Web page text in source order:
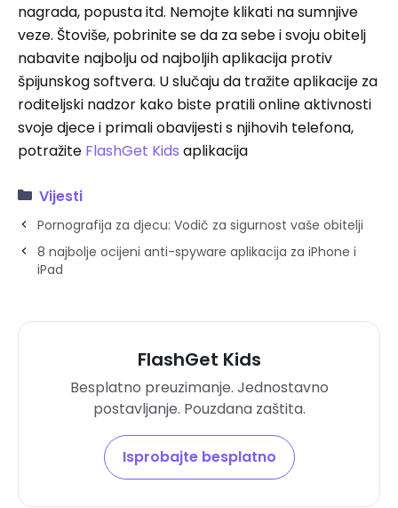
nagrada, popusta itd. Nemojte klikati na sumnjive
veze. Štoviše, pobrinite se da za sebe i svoju obitelj
nabavite najbolju od najboljih aplikacija protiv
špijunskog softvera. U slučaju da tražite aplikacije za
roditeljski nadzor kako biste pratili online aktivnosti
svoje djece i primali obavijesti s njihovih telefona,
potražite FlashGet Kids aplikacija
Vijesti
Pornografija za djecu: Vodič za sigurnost vaše obitelji
8 najbolje ocijeni anti-spyware aplikacija za iPhone i
iPad
FlashGet Kids
Besplatno preuzimanje. Jednostavno
postavljanje. Pouzdana zaštita.
Isprobajte besplatno